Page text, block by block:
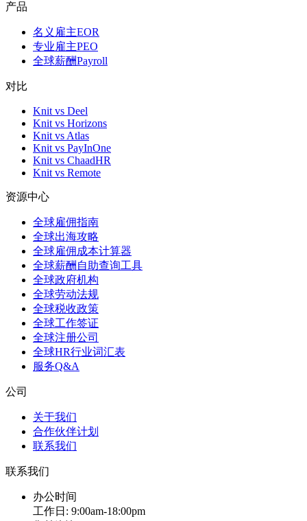
产品
名义雇主EOR
专业雇主PEO
全球薪酬Payroll
对比
Knit vs Deel
Knit vs Horizons
Knit vs Atlas
Knit vs PayInOne
Knit vs ChaadHR
Knit vs Remote
资源中心
全球雇佣指南
全球出海攻略
全球雇佣成本计算器
全球薪酬自助查询工具
全球政府机构
全球劳动法规
全球税收政策
全球工作签证
全球注册公司
全球HR行业词汇表
服务Q&A
公司
关于我们
合作伙伴计划
联系我们
联系我们
办公时间
工作日: 9:00am-18:00pm